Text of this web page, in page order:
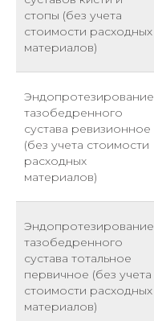
стопы (без учета
стоимости расходных
материалов)
Эндопротезирование
тазобедренного
сустава ревизионное
(без учета стоимости
расходных
материалов)
Эндопротезирование
тазобедренного
сустава тотальное
первичное (без учета
стоимости расходных
материалов)